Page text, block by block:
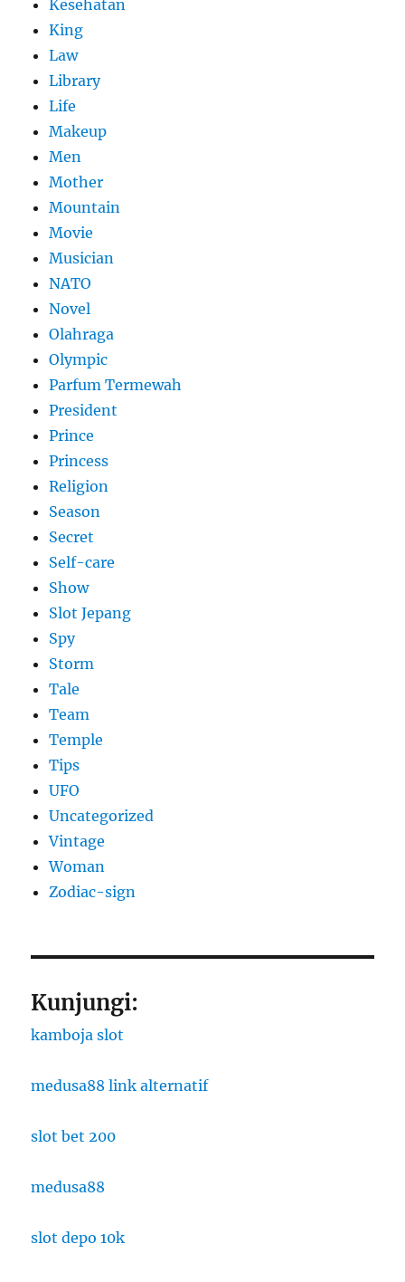
Kesehatan
King
Law
Library
Life
Makeup
Men
Mother
Mountain
Movie
Musician
NATO
Novel
Olahraga
Olympic
Parfum Termewah
President
Prince
Princess
Religion
Season
Secret
Self-care
Show
Slot Jepang
Spy
Storm
Tale
Team
Temple
Tips
UFO
Uncategorized
Vintage
Woman
Zodiac-sign
Kunjungi:
kamboja slot
medusa88 link alternatif
slot bet 200
medusa88
slot depo 10k